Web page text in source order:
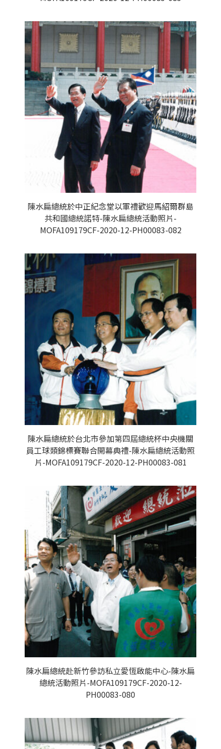
陳水扁總統於中正紀念堂以軍禮歡迎馬紹爾群島
共和國總統諾特-陳水扁總統活動照片-
MOFA109179CF-2020-12-PH00083-082
陳水扁總統於台北市參加第四屆總統杯中央機關
員工球類錦標賽聯合開幕典禮-陳水扁總統活動照
片-MOFA109179CF-2020-12-PH00083-081
陳水扁總統赴新竹參訪私立愛恆啟能中心-陳水扁
總統活動照片-MOFA109179CF-2020-12-
PH00083-080